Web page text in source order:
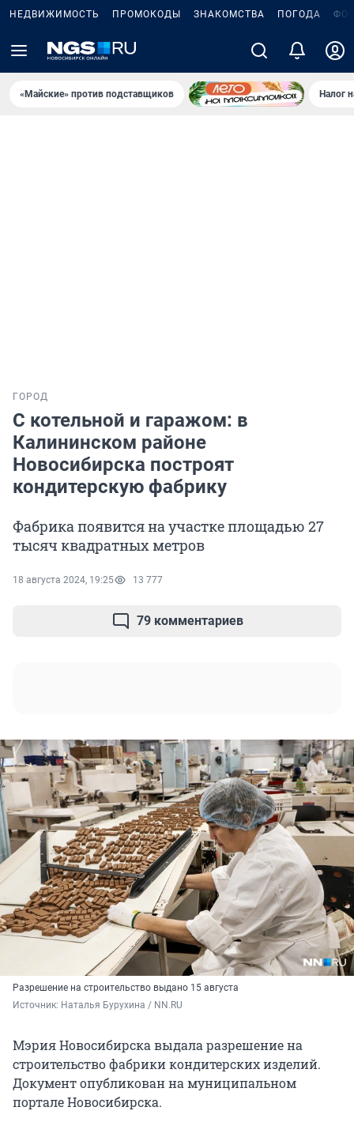
НЕДВИЖИМОСТЬ ПРОМОКОДЫ ЗНАКОМСТВА ПОГОДА
«Майские» против подставщиков Налог
ГОРОД
С котельной и гаражом: в
Калининском районе
Новосибирска построят
кондитерскую фабрику
Фабрика появится на участке площадью 27
тысяч квадратных метров
18 августа 2024, 19:25 13 777
79 комментариев
Разрешение на строительство выдано 15 августа
Источник: Наталья Бурухина / NN.RU
Мэрия Новосибирска выдала разрешение на
строительство фабрики кондитерских изделий.
Документ опубликован на муниципальном
портале Новосибирска.